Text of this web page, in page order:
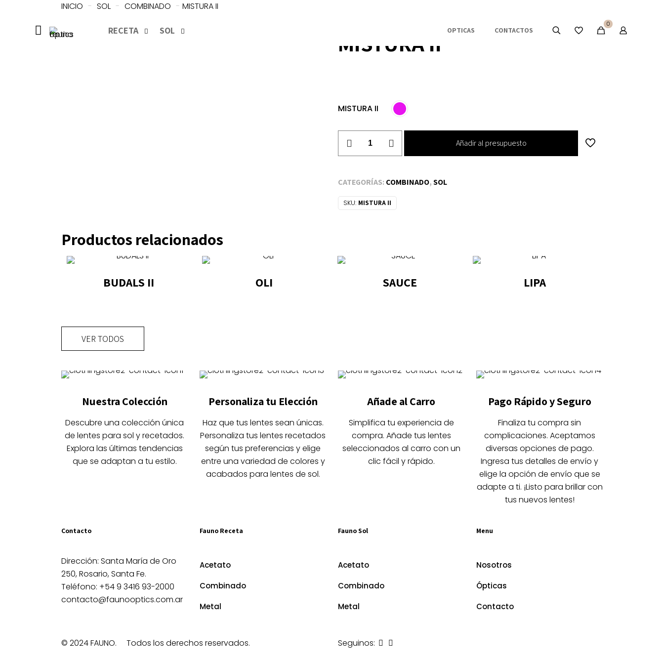
RECETA SOL OPTICAS CONTACTOS
0
INICIO - SOL - COMBINADO - MISTURA II
MISTURA II
MISTURA II
Añadir al presupuesto
CATEGORÍAS: COMBINADO,SOL
SKU: MISTURA II
Productos relacionados
BUDALS II
tiene
variantes.
pueden
elegir
en
la
página
OLI
pueden
elegir
en
la
página
de
SAUCE
pueden
elegir
en
la
página
de
LIPA
pueden
elegir
en
la
página
de
producto
VER TODOS
Nuestra Colección
Descubre una colección única
de lentes para sol y recetados.
Explora las últimas tendencias
que se adaptan a tu estilo.
Personaliza tu Elección
Haz que tus lentes sean únicas.
Personaliza tus lentes recetados
según tus preferencias y elige
entre una variedad de colores y
acabados para lentes de sol.
Añade al Carro
Simplifica tu experiencia de
compra. Añade tus lentes
seleccionados al carro con un
clic fácil y rápido.
Pago Rápido y Seguro
Finaliza tu compra sin
complicaciones. Aceptamos
diversas opciones de pago.
Ingresa tus detalles de envío y
elige la opción de envío que se
adapte a ti. ¡Listo para brillar con
tus nuevos lentes!
Contacto
Dirección: Santa María de Oro
250, Rosario, Santa Fe.
Teléfono: +54 9 3416 93-2000
contacto@faunooptics.com.ar
Fauno Receta
Acetato
Combinado
Metal
Fauno Sol
Acetato
Combinado
Metal
Menu
Nosotros
Ópticas
Contacto
© 2024 FAUNO. Todos los derechos reservados. Seguinos: